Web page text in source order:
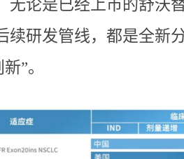
无论是已经上市的舒沃
续研发管线，都是全新
”。